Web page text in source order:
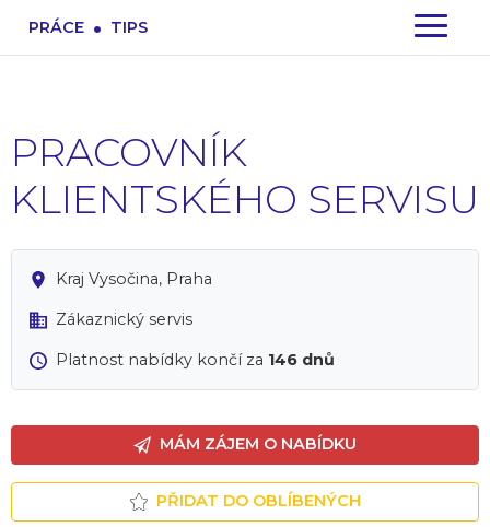
PRÁCE . TIPS
PRACOVNÍK
KLIENTSKÉHO SERVISU
Kraj Vysočina, Praha
Zákaznický servis
Platnost nabídky končí za 146 dnů
MÁM ZÁJEM O NABÍDKU
PŘIDAT DO OBLÍBENÝCH